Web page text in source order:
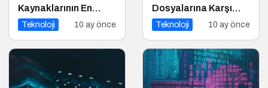
Kaynaklarının En
Güçlü Stratejik
Teknoloji 10 ay önce
Dosyalarına Karşı
Hazır Olun
Teknoloji 10 ay önce